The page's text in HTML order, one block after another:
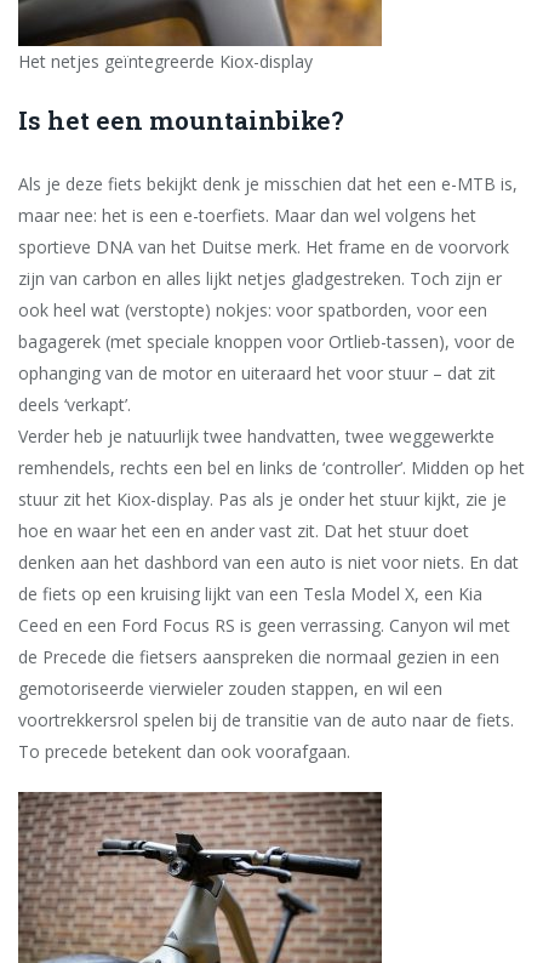
Het netjes geïntegreerde Kiox-display
Is het een mountainbike?
Als je deze fiets bekijkt denk je misschien dat het een e-MTB is,
maar nee: het is een e-toerfiets. Maar dan wel volgens het
sportieve DNA van het Duitse merk. Het frame en de voorvork
zijn van carbon en alles lijkt netjes gladgestreken. Toch zijn er
ook heel wat (verstopte) nokjes: voor spatborden, voor een
bagagerek (met speciale knoppen voor Ortlieb-tassen), voor de
ophanging van de motor en uiteraard het voor stuur – dat zit
deels ‘verkapt’.
Verder heb je natuurlijk twee handvatten, twee weggewerkte
remhendels, rechts een bel en links de ‘controller’. Midden op het
stuur zit het Kiox-display. Pas als je onder het stuur kijkt, zie je
hoe en waar het een en ander vast zit. Dat het stuur doet
denken aan het dashbord van een auto is niet voor niets. En dat
de fiets op een kruising lijkt van een Tesla Model X, een Kia
Ceed en een Ford Focus RS is geen verrassing. Canyon wil met
de Precede die fietsers aanspreken die normaal gezien in een
gemotoriseerde vierwieler zouden stappen, en wil een
voortrekkersrol spelen bij de transitie van de auto naar de fiets.
To precede betekent dan ook voorafgaan.